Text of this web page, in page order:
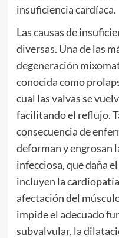
insuficiencia cardíaca.
Las causas de
diversas. Una de las
degeneración
conocida como
cual las valvas se
facilitando el reflujo.
consecuencia de
deforman y engrosan
infecciosa, que daña
incluyen la
afectación del
impide el adecuado
subvalvular, la